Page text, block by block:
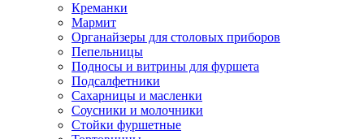
Креманки
Мармит
Органайзеры для столовых приборов
Пепельницы
Подносы и витрины для фуршета
Подсалфетники
Сахарницы и масленки
Соусники и молочники
Стойки фуршетные